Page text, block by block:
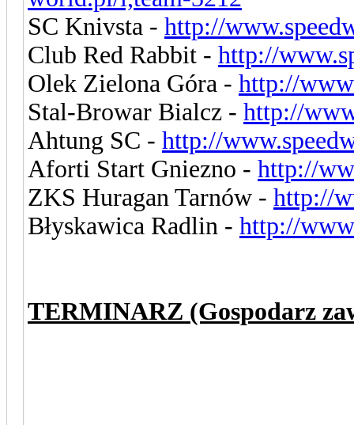
SC Knivsta - http://
Club Red Rabbit - http://
Olek Zielona Góra - http://
Stal-Browar Bialcz - http://
Ahtung SC - http://
Aforti Start Gniezno - http://
ZKS Huragan Tarnów - http://
Błyskawica Radlin - http://
TERMINARZ (Gospodarz